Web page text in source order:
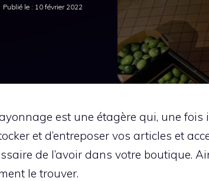
Publié le : 10 février 2022
est une étagère qui, une
et d’entreposer vos articles et
de l’avoir dans votre boutique.
le trouver.